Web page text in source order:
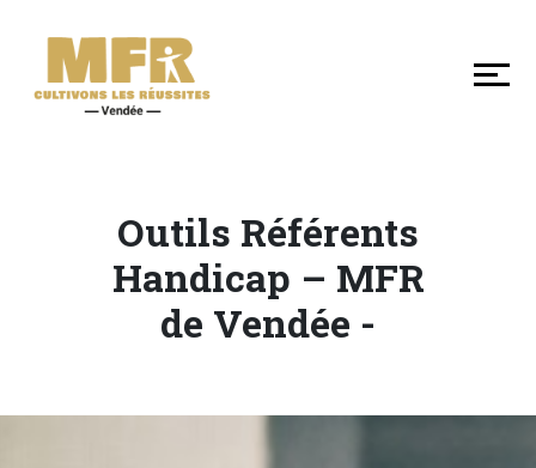
DÉCOUVRIR
NOS
MFR
FORMER
+
Outils Référents
Handicap – MFR
de Vendée -